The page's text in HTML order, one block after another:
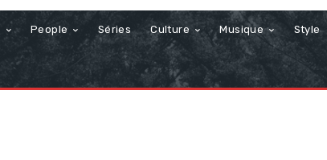
People Séries Culture Musique Style